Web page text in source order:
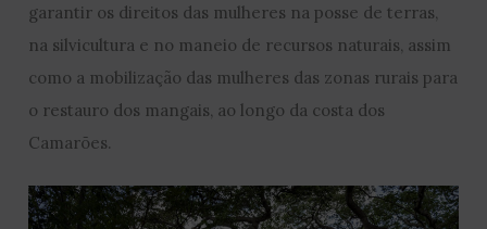
garantir os direitos das mulheres na posse de terras,
na silvicultura e no maneio de recursos naturais, assim
como a mobilização das mulheres das zonas rurais para
o restauro dos mangais, ao longo da costa dos
Camarões.